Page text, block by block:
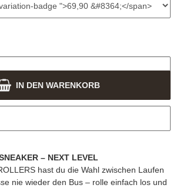
IN DEN WARENKORB
Wählen Sie bitte die gewünschte
– NEXT LEVEL
hast du die Wahl zwischen Laufen
nie wieder den Bus – rolle einfach los und